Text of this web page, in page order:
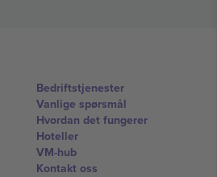
Bedriftstjenester
Vanlige spørsmål
Hvordan det fungerer
Hoteller
VM-hub
Kontakt oss